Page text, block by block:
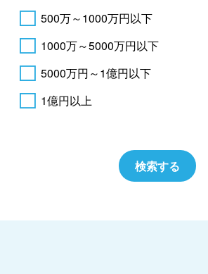
500万～1000万円以下
1000万～5000万円以下
5000万円～1億円以下
1億円以上